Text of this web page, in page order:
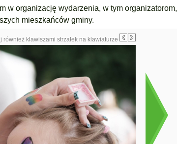
w organizację wydarzenia, w tym organizatorom,
mieszkańców gminy.
również klawiszami strzałek na klawiaturze